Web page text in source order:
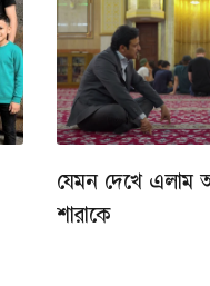
যেমন দেখে
শারাকে